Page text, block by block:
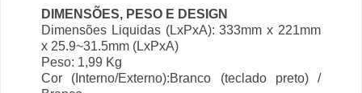
DIMENSÕES, PESO E DESIGN
Dimensões Liquidas (LxPxA): 333mm x 221mm
x 25.9~31.5mm (LxPxA)
Peso: 1,99 Kg
Cor (Interno/Externo):Branco (teclado preto) /